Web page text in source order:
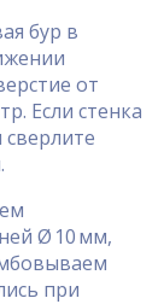
бур в
от
Если стенка
Ø 10 мм,
при